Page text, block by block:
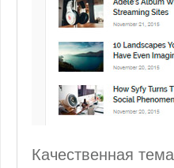
Качественная